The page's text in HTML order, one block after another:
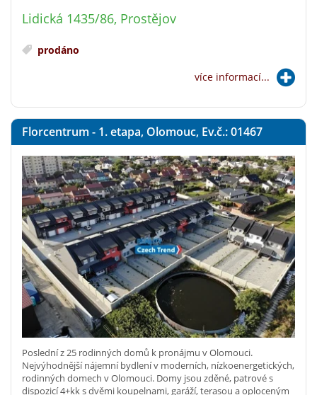
Lidická 1435/86, Prostějov
prodáno
více informací...
Florcentrum - 1. etapa, Olomouc, Ev.č.: 01467
Poslední z 25 rodinných domů k pronájmu v Olomouci.
Nejvýhodnější nájemní bydlení v moderních, nízkoenergetických,
rodinných domech v Olomouci. Domy jsou zděné, patrové s
dispozicí 4+kk s dvěmi koupelnami, garáží, terasou a oploceným